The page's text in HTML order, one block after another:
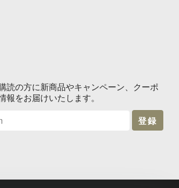
読の方に新商品やキャンペーン、クーポ
報をお届けいたします。
登録